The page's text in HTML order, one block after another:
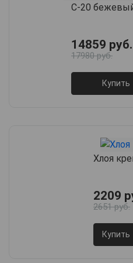
С-20
14859 руб.
17980 руб.
Купить
Хлоя
2209
2651 руб.
Купить